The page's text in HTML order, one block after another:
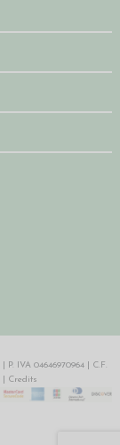
IVA 04646970964 | C.F.
Credits